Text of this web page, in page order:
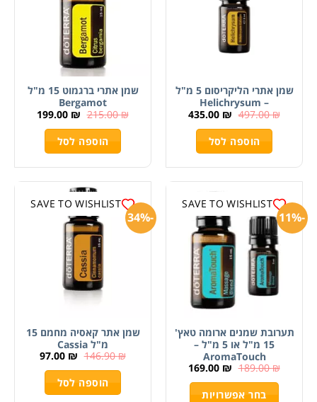
שמן אתרי הליקריסום 5 מ"ל
– Helichrysum
497.00₪
435.00 ₪
הוספה לסל
שמן אתרי ברגמוט 15 מ"ל
Bergamot
215.00₪
199.00 ₪
הוספה לסל
SAVE TO WISHLIST
-11%
תערובת שמנים ארומה טאץ'
15 מ"ל או 5 מ"ל –
AromaTouch
189.00₪
169.00 ₪
בחר אפשרויות
SAVE TO WISHLIST
-34%
שמן אתר קאסיה מחמם 15
מ"ל Cassia
146.90₪
97.00 ₪
הוספה לסל